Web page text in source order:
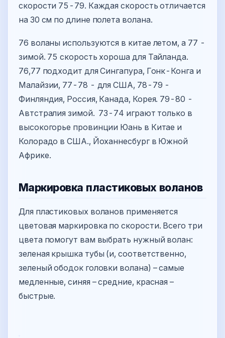
скорости 75-79. Каждая скорость отличается
на 30 см по длине полета волана.
76 воланы используются в китае летом, а 77 -
зимой. 75 скорость хороша для Тайланда.
76,77 подходит для Сингапура, Гонк-Конга и
Малайзии, 77-78 - для США, 78-79 -
Финляндия, Россия, Канада, Корея. 79-80 -
Автстралия зимой. 73-74 играют только в
высокогорье провинции Юань в Китае и
Колорадо в США., Йоханнесбург в Южной
Африке.
Маркировка пластиковых воланов
Для пластиковых воланов применяется
цветовая маркировка по скорости. Всего три
цвета помогут вам выбрать нужный волан:
зеленая крышка тубы (и, соответственно,
зеленый ободок головки волана) – самые
медленные, синяя – средние, красная –
быстрые.